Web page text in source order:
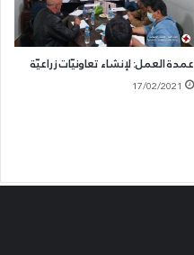
عمدة العمل: لإنشاء تعاونيّات زراعيّة
17/02/2021